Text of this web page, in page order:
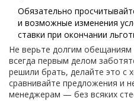
Обязательно
и возможные изменения
ставки при окончании
Не верьте долгим обещаниям
всегда первым делом
решили брать, делайте это с
сравнивайте предложения и
менеджерам — без всяких